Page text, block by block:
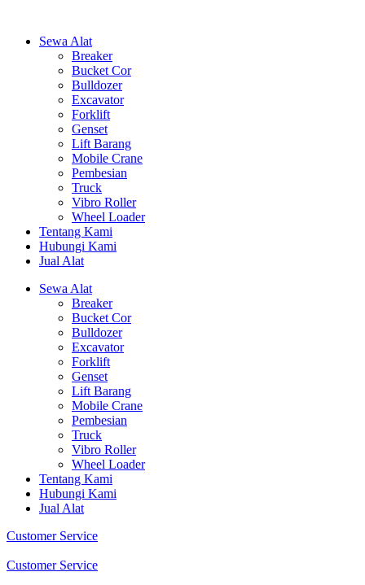
Sewa Alat
Breaker
Bucket Cor
Bulldozer
Excavator
Forklift
Genset
Lift Barang
Mobile Crane
Pembesian
Truck
Vibro Roller
Wheel Loader
Tentang Kami
Hubungi Kami
Jual Alat
Sewa Alat
Breaker
Bucket Cor
Bulldozer
Excavator
Forklift
Genset
Lift Barang
Mobile Crane
Pembesian
Truck
Vibro Roller
Wheel Loader
Tentang Kami
Hubungi Kami
Jual Alat
Customer Service
Customer Service